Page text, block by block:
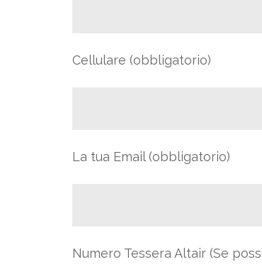
Cellulare (obbligatorio)
La tua Email (obbligatorio)
Numero Tessera Altair (Se